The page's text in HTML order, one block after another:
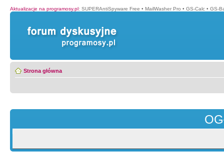
Aktualizacje na programosy.pl: SUPERAntiSpyware Free • MailWasher Pro • GS-Calc • GS-
Strona główna